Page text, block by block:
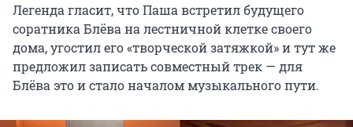
Легенда гласит, что Паша встретил будущего
соратника Блёва на лестничной клетке своего
дома, угостил его «творческой затяжкой» и тут же
предложил записать совместный трек — для
Блёва это и стало началом музыкального пути.